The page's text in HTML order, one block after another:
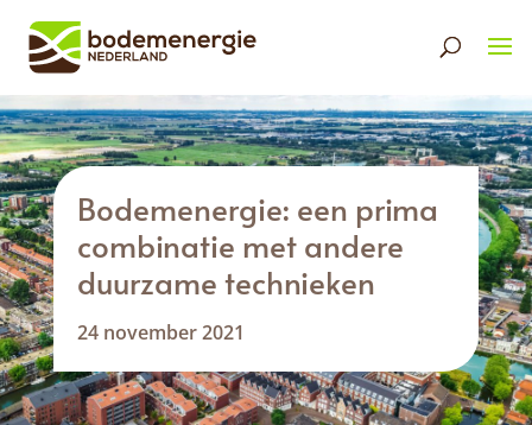
Bodemenergie: een prima
combinatie met andere
duurzame technieken
24 november 2021